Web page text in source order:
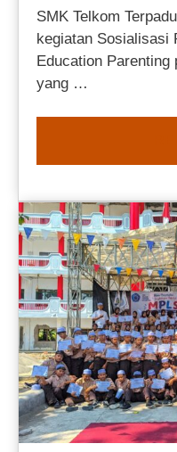
SMK Telkom
kegiatan Sosialisasi
Education Parenting
yang …